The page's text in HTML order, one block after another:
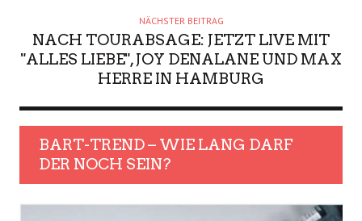
NÄCHSTER BEITRAG
NACH TOURABSAGE: JETZT LIVE MIT
"ALLES LIEBE", JOY DENALANE UND MAX
HERRE IN HAMBURG
BART-TREND – WIE LANG DARF
DER NOCH SEIN?